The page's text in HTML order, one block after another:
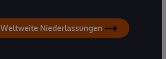
Weltweite Niederlassungen